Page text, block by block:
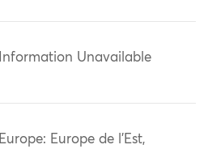
Information Unavailable
Europe: Europe de l'Est,